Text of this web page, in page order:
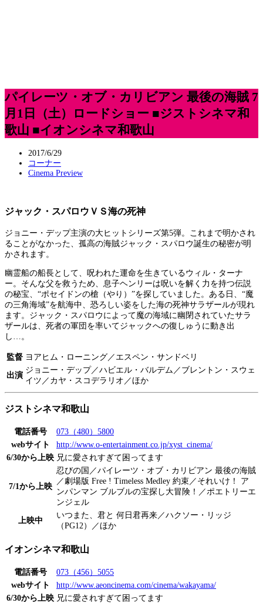
パイレーツ・オブ・カリビアン 最後の海賊 7
月1日（土）ロードショー ■ジストシネマ和
歌山 ■イオンシネマ和歌山
2017/6/29
コーナー
Cinema Preview
ジャック・スパロウＶＳ海の死神
ジョニー・デップ主演の大ヒットシリーズ第5弾。これまで明かされ
ることがなかった、孤高の海賊ジャック・スパロウ誕生の秘密が明
かされます。
幽霊船の船長として、呪われた運命を生きているウィル・ターナ
ー。そんな父を救うため、息子ヘンリーは呪いを解く力を持つ伝説
の秘宝、“ポセイドンの槍（やり）”を探していました。ある日、“魔
の三角海域”を航海中、恐ろしい姿をした海の死神サラザールが現れ
ます。ジャック・スパロウによって魔の海域に幽閉されていたサラ
ザールは、死者の軍団を率いてジャックへの復しゅうに動き出
し…。
監督 ヨアヒム・ローニング／エスペン・サンドベリ
出演
ジョニー・デップ／ハビエル・バルデム／ブレントン・スウェ
イツ／カヤ・スコデラリオ／ほか
ジストシネマ和歌山
電話番号
073（480）5800
webサイト
http://www.o-entertainment.co.jp/xyst_cinema/
6/30から上映 兄に愛されすぎて困ってます
7/1から上映
忍びの国／パイレーツ・オブ・カリビアン 最後の海賊
／劇場版 Free ! Timeless Medley 約束／それいけ！ ア
ンパンマン ブルブルの宝探し大冒険！／ポエトリーエ
ンジェル
上映中
いつまた、君と 何日君再来／ハクソー・リッジ
（PG12）／ほか
イオンシネマ和歌山
電話番号
073（456）5055
webサイト
http://www.aeoncinema.com/cinema/wakayama/
6/30から上映 兄に愛されすぎて困ってます